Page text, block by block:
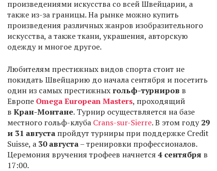
произведениями искусства со всей Швейцарии, а
также из-за границы. На рынке можно купить
произведения различных жанров изобразительного
искусства, а также ткани, украшения, авторскую
одежду и многое другое.
Любителям престижных видов спорта стоит не
покидать Швейцарию до начала сентября и посетить
один из самых престижных гольф-турниров в
Европе Omega European Masters, проходящий
в Кран-Монтане. Турнир осуществляется на базе
местного гольф-клуба Crans-sur-Sierre. В этом году29
и 31 августа пройдут турниры при поддержке Credit
Suisse, а 30 августа– тренировки профессионалов.
Церемония вручения трофеев начнется 4 сентября в
17:00.